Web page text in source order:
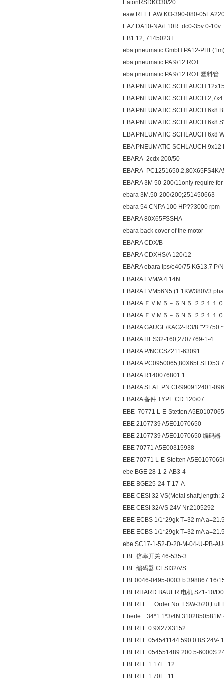
EatonRSDKO30/20
eaw REF.EAW KO-390-080-
EAZ DA10-NA/E10R. dc0-35v
EB1.12, 7145023T
eba pneumatic GmbH PA12-
eba pneumatic PA 9/12 ROT
eba pneumatic PA 9/12 ROT 塑料管
EBA PNEUMATIC SCHLAUCH
EBA PNEUMATIC SCHLAUCH
EBA PNEUMATIC SCHLAUCH 6x8
EBA PNEUMATIC SCHLAUCH 6x8
EBA PNEUMATIC SCHLAUCH 6x8
EBA PNEUMATIC SCHLAUCH 9x12
EBARA 2cdx 200/50
EBARA
EBARA 3M 50-200/11only require
ebara 3M.50-200/200;251450663
ebara 54 CNPA 100 HP??3000 rpm
EBARA 80X65FSSHA
ebara back cover of the motor
EBARA CDX/B
EBARA CDXHS/A 120/12
EBARA ebara lps/e40/75 KG13.7 P/
EBARA EVM/A 4 14N
EBARA EVM56N5 (1.1KW380V3
EBARA ＥＶＭ５－６Ｎ５ ２２１１
EBARA ＥＶＭ５－６Ｎ５ ２２１１
EBARA GAUGE/KAG2-R3/8 "??750
EBARA HES32-160,2707769-1-4
EBARA P/NCCSZ211-63091
EBARA
EBARA R140076801.1
EBARA SEAL PN:CR990912401-096
EBARA 备件 TYPE CD 120/07
EBE 70771 L-E-Stetten
EBE 2107739 A5E01070650
EBE 2107739 A5E01070650 编码器
EBE 70771 A5E00315938
EBE 70771 L-E-Stetten
ebe BGE 28-1-2-AB3-4
EBE BGE25-24-T-17-A
EBE CESI 32 VS(Metal
EBE CESI 32/VS 24V Nr.2105292
EBE ECBS 1/1*29gk T=32 mA
EBE ECBS 1/1*29gk T=32 mA
ebe SC17-1-52-D-20-M-04-U-PB-
EBE 倍率开关 46-535-3
EBE 编码器 CESI32/VS
EBE0046-0495-0003 b 398867 16/
EBERHARD BAUER 电机 SZ1-10/
EBERLE Order
Eberle 34*1.1*3/4N
EBERLE 0.9X27X3152
EBERLE 054541144 590 0.8S 24V-
EBERLE 054551489 200 5-6000S
EBERLE 1.17E+12
EBERLE 1.70E+11